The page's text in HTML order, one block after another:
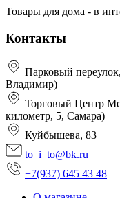
Товары для дома - в
Контакты
Парковый
Владимир)
Торговый Центр
километр, 5, Самара)
Куйбышева, 83
to_i_to@bk.ru
+7(937) 645 43 48